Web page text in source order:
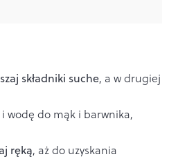
składniki suche, a w drugiej
wodę do mąk i barwnika,
ręką, aż do uzyskania